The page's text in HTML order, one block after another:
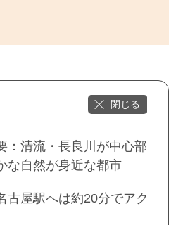
：清流・長良川が中心部
な自然が身近な都市
古屋駅へは約20分でアク